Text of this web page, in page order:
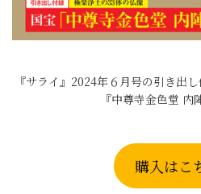
『サライ』2024年６月号の引き出
『中尊寺金色堂 内
購入はこ